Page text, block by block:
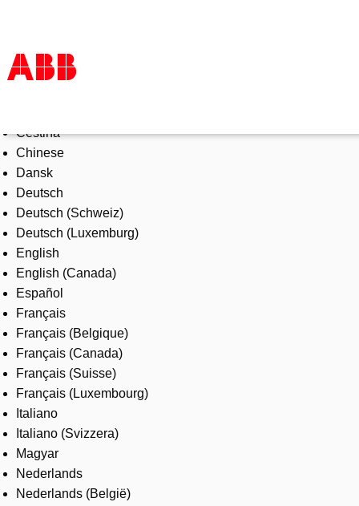
Products & Solutions
Industries
Services
About us
Where to buy
Contact us
Careers
Čeština
Chinese
Dansk
Deutsch
Deutsch (Schweiz)
Deutsch (Luxemburg)
English
English (Canada)
Español
Français
Français (Belgique)
Français (Canada)
Français (Suisse)
Français (Luxembourg)
Italiano
Italiano (Svizzera)
Magyar
Nederlands
Nederlands (België)